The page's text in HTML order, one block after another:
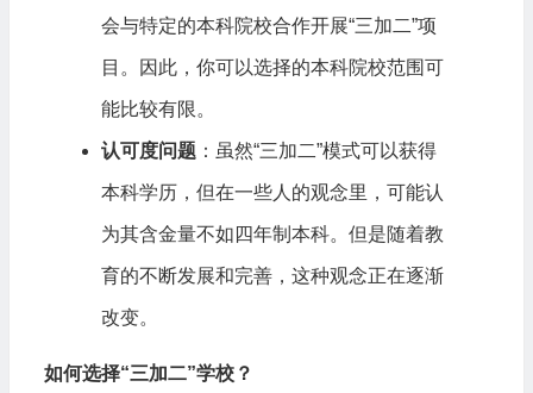
会与特定的本科院校合作开展“三加二”项
目。因此，你可以选择的本科院校范围可
能比较有限。
认可度问题：虽然“三加二”模式可以获得
本科学历，但在一些人的观念里，可能认
为其含金量不如四年制本科。但是随着教
育的不断发展和完善，这种观念正在逐渐
改变。
如何选择“三加二”学校？